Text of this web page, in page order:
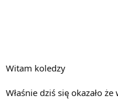
Witam koledzy
Właśnie dziś się okazało